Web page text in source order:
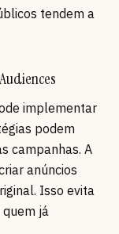
tendem a
implementar
podem
campanhas. A
anúncios
Isso evita
já